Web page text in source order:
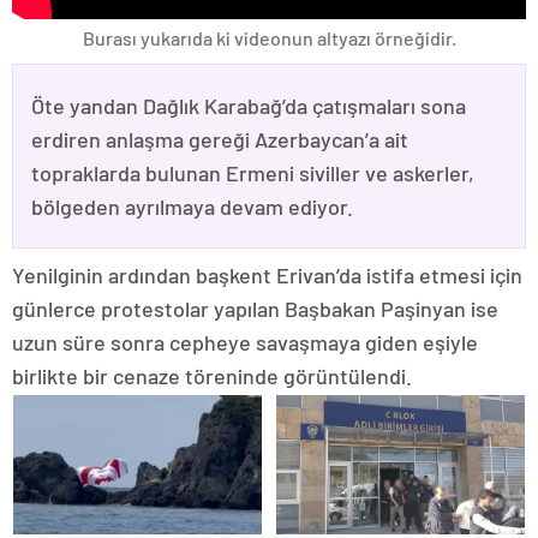
Burası yukarıda ki videonun altyazı örneğidir.
Öte yandan Dağlık Karabağ’da çatışmaları sona
erdiren anlaşma gereği Azerbaycan’a ait
topraklarda bulunan Ermeni siviller ve askerler,
bölgeden ayrılmaya devam ediyor.
Yenilginin ardından başkent Erivan’da istifa etmesi için
günlerce protestolar yapılan Başbakan Paşinyan ise
uzun süre sonra cepheye savaşmaya giden eşiyle
birlikte bir cenaze töreninde görüntülendi.